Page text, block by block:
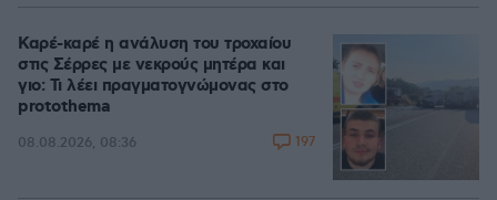
Καρέ-καρέ η ανάλυση του τροχαίου
στις Σέρρες με νεκρούς μητέρα και
γιο: Τι λέει πραγματογνώμονας στο
protothema
08.08.2026, 08:36 197